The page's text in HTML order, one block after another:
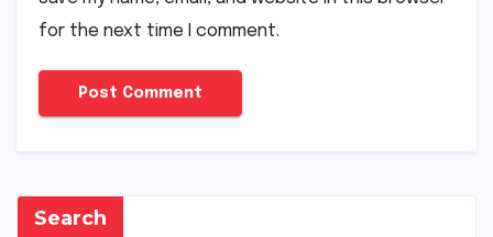
for the next time I comment.
Search